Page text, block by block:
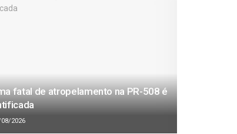
fatal de atropelamento na PR-508 é
2026